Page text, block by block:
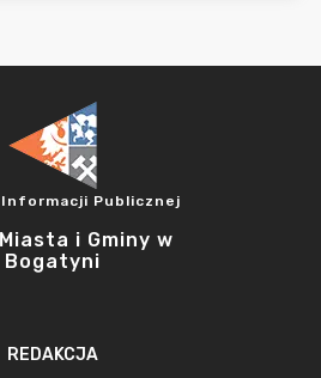
Publicznej
i Gminy w
Bogatyni
REDAKCJA